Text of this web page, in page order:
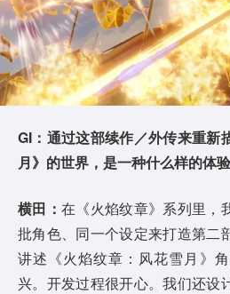
GI：通过这部续作／外传来重新
月》的世界，是一种什么样的体
横田： 在《火焰纹章》系列里，
批角色、同一个设定来打造第二
讲述《火焰纹章：风花雪月》
兴。开发过程很开心。我们还设